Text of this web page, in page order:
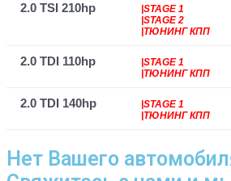
2.0 TSI 210hp
|STAGE 1
|STAGE 2
|ТЮНИНГ КПП
2.0 TDI 110hp
|STAGE 1
|ТЮНИНГ КПП
2.0 TDI 140hp
|STAGE 1
|ТЮНИНГ КПП
Нет Вашего